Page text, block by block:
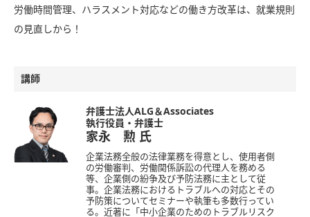
労働時間管理、ハラスメント対応などの働き方改革は、就業規則
の見直しから！
講師
弁護士法人ALG＆Associates
執行役員・弁護士
家永 勲 氏
企業法務全般の法律業務を得意とし、使用者側
の労働審判、労働関係訴訟の代理人を務める
等、企業側の紛争及び予防法務に主として従
事。企業法務におけるトラブルへの対応とその
予防策についてセミナーや執筆も多数行ってい
る。近著に「中小企業のためのトラブルリスク